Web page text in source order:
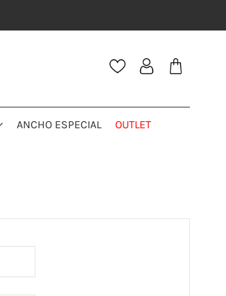
ANCHO ESPECIAL OUTLET